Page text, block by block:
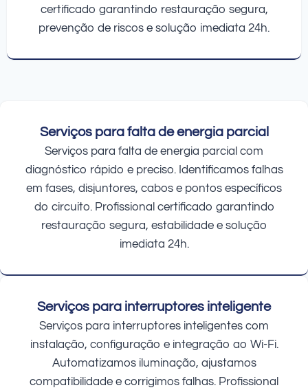
certificado garantindo restauração segura,
prevenção de riscos e solução imediata 24h.
Serviços para falta de energia parcial
Serviços para falta de energia parcial com
diagnóstico rápido e preciso. Identificamos falhas
em fases, disjuntores, cabos e pontos específicos
do circuito. Profissional certificado garantindo
restauração segura, estabilidade e solução
imediata 24h.
Serviços para interruptores inteligente
Serviços para interruptores inteligentes com
instalação, configuração e integração ao Wi-Fi.
Automatizamos iluminação, ajustamos
compatibilidade e corrigimos falhas. Profissional